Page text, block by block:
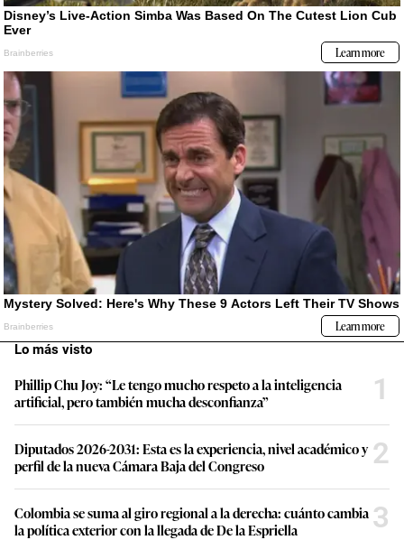
Lo más visto
Phillip Chu Joy: “Le tengo mucho respeto a la inteligencia
artificial, pero también mucha desconfianza”
1
Diputados 2026-2031: Esta es la experiencia, nivel académico y
perfil de la nueva Cámara Baja del Congreso
2
Colombia se suma al giro regional a la derecha: cuánto cambia
la política exterior con la llegada de De la Espriella
3